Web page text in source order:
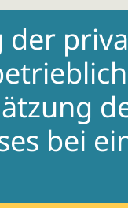
der
bei